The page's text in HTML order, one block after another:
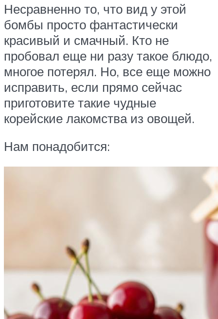
Несравненно то, что вид у этой
бомбы просто фантастически
красивый и смачный. Кто не
пробовал еще ни разу такое блюдо,
многое потерял. Но, все еще можно
исправить, если прямо сейчас
приготовите такие чудные
корейские лакомства из овощей.
Нам понадобится: